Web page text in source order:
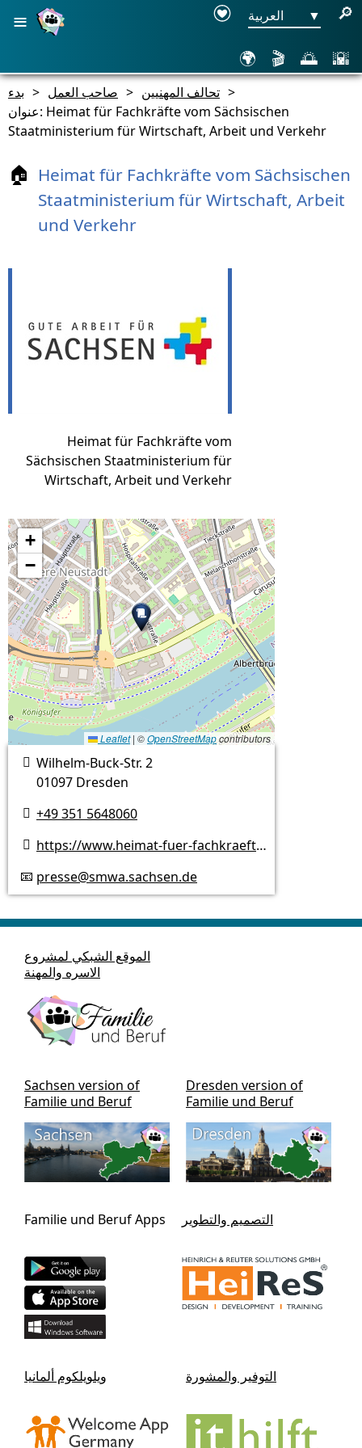
≡ العربية ▼ 🔎
🌍 🎬 🌅 🌇
بدء > صاحب العمل > تحالف المهنيين >
عنوان: Heimat für Fachkräfte vom Sächsischen
Staatministerium für Wirtschaft, Arbeit und Verkehr
🏠
Heimat für Fachkräfte vom Sächsischen
Staatministerium für Wirtschaft, Arbeit
und Verkehr
Heimat für Fachkräfte vom
Sächsischen Staatministerium für
Wirtschaft, Arbeit und Verkehr
+
−
Leaflet | ©OpenStreetMapcontributors
 Wilhelm-Buck-Str. 2
01097 Dresden
 +49 351 5648060
 https://www.heimat-fuer-fachkraefte.de/
📧 presse@smwa.sachsen.de
الموقع الشبكي لمشروع
الاسره والمهنة
Sachsen version of
Familie und Beruf
Dresden version of
Familie und Beruf
Familie und Beruf Apps التصميم والتطوير
ويلويلكوم ألمانيا التوفير والمشورة